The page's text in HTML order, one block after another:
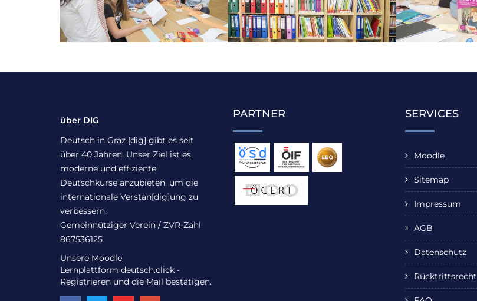
über DIG
Deutsch in Graz [dig] gibt es seit
über 40 Jahren. Unser Ziel ist es,
moderne und effiziente
Deutschkurse anzubieten, um die
internationale Verstän[dig]ung zu
verbessern.
Gemeinnütziger Verein / ZVR-Zahl
867536125
Unsere Moodle
Lernplattform deutsch.click -
Registrieren und die Mail bestätigen.
PARTNER SERVICES
Moodle
Sitemap
Impressum
AGB
Datenschutz
Rücktrittsrecht